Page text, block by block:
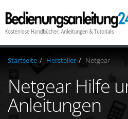
Startseite Hersteller Netgear
Netgear Hilfe
Anleitungen